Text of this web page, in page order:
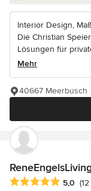
Interior Design,
Die Christian
Lösungen für
Mehr
40667 Meerbusch
Durchschnittliche
5,0